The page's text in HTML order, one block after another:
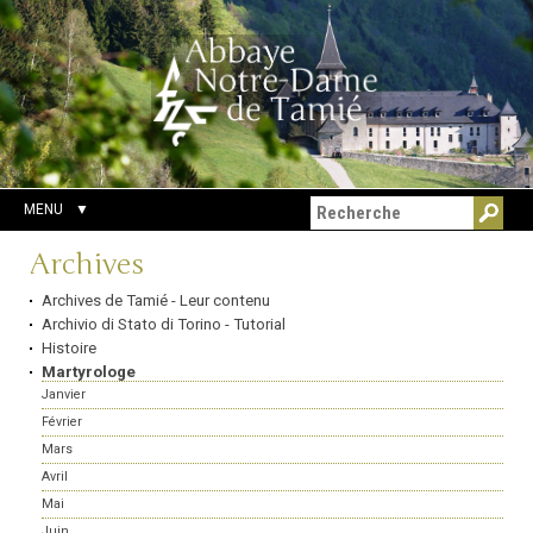
Aller
au
contenu.
|
Aller
à
la
navigation
Outils
personnels
Chercher par
Recherche
avancée…
MENU
Navigation
Archives
Archives de Tamié - Leur contenu
Archivio di Stato di Torino - Tutorial
Histoire
Martyrologe
Janvier
Février
Mars
Avril
Mai